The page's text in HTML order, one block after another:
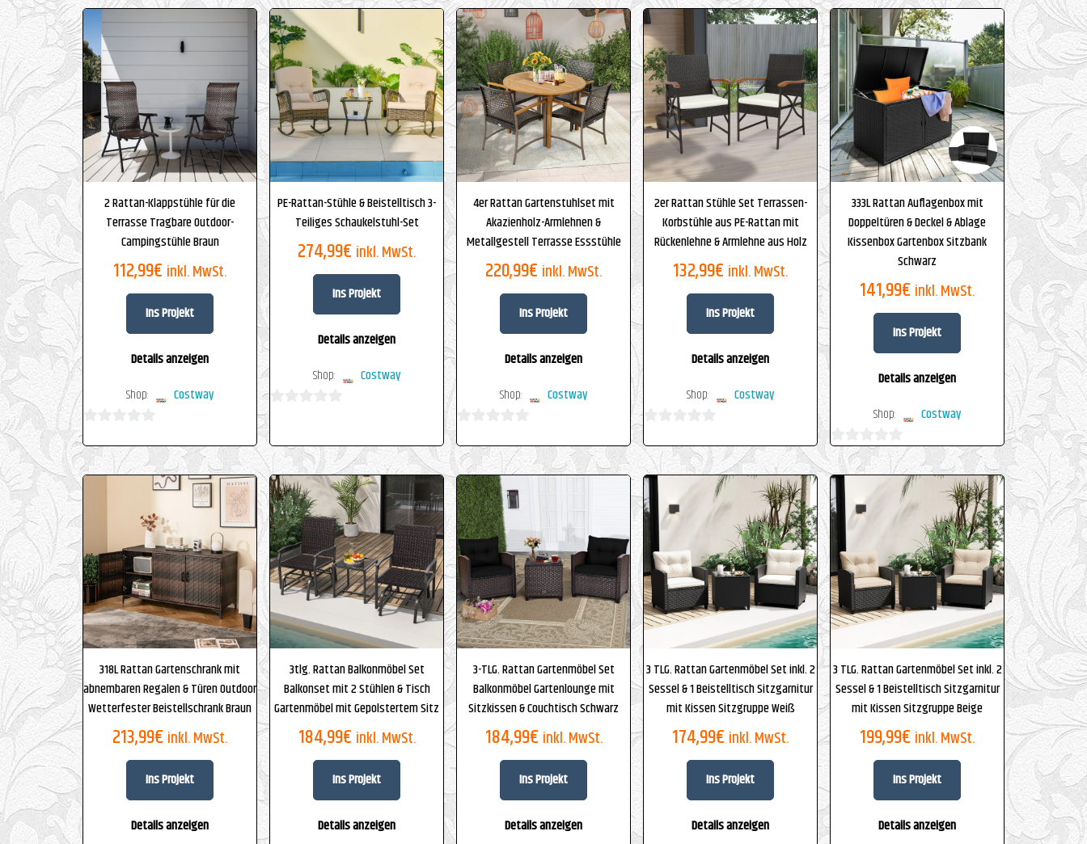
5
5
5
von
5
von
5
2 Rattan-Klappstühle für die
Terrasse Tragbare Outdoor-
Campingstühle Braun
112,99€ inkl. MwSt.
Ins Projekt
Details anzeigen
Shop:
Costway
von
5
PE-Rattan-Stühle & Beistelltisch 3-
Teiliges Schaukelstuhl-Set
274,99€ inkl. MwSt.
Ins Projekt
Details anzeigen
Shop:
Costway
5
4er Rattan Gartenstuhlset mit
Akazienholz-Armlehnen &
Metallgestell Terrasse Essstühle
220,99€ inkl. MwSt.
Ins Projekt
Details anzeigen
Shop:
Costway
von
5
2er Rattan Stühle Set Terrassen-
Korbstühle aus PE-Rattan mit
Rückenlehne & Armlehne aus Holz
132,99€ inkl. MwSt.
Ins Projekt
Details anzeigen
Shop:
Costway
von
5
333L Rattan Auflagenbox mit
Doppeltüren & Deckel & Ablage
Kissenbox Gartenbox Sitzbank
Schwarz
141,99€ inkl. MwSt.
Ins Projekt
Details anzeigen
Shop:
Costway
0
von
5
318L Rattan Gartenschrank mit
abnembaren Regalen & Türen Outdoor
Wetterfester Beistellschrank Braun
213,99€ inkl. MwSt.
Ins Projekt
Details anzeigen
3tlg. Rattan Balkonmöbel Set
Balkonset mit 2 Stühlen & Tisch
Gartenmöbel mit Gepolstertem Sitz
184,99€ inkl. MwSt.
Ins Projekt
Details anzeigen
3-TLG. Rattan Gartenmöbel Set
Balkonmöbel Gartenlounge mit
Sitzkissen & Couchtisch Schwarz
184,99€ inkl. MwSt.
Ins Projekt
Details anzeigen
3 TLG. Rattan Gartenmöbel Set inkl. 2
Sessel & 1 Beistelltisch Sitzgarnitur
mit Kissen Sitzgruppe Weiß
174,99€ inkl. MwSt.
Ins Projekt
Details anzeigen
3 TLG. Rattan Gartenmöbel Set inkl. 2
Sessel & 1 Beistelltisch Sitzgarnitur
mit Kissen Sitzgruppe Beige
199,99€ inkl. MwSt.
Ins Projekt
Details anzeigen